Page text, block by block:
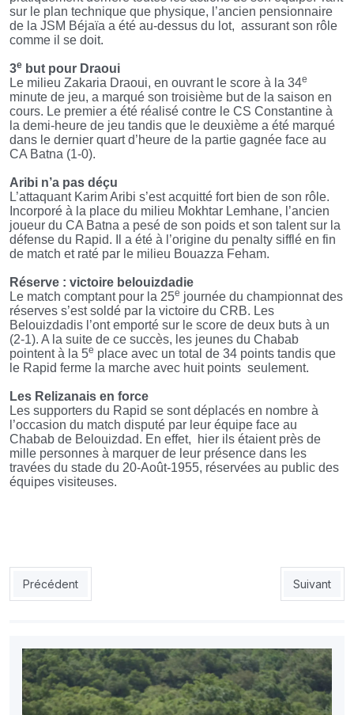
sur le plan technique que physique, l’ancien pensionnaire
de la JSM Béjaïa a été au-dessus du lot, assurant son rôle
comme il se doit.
3e but pour Draoui
Le milieu Zakaria Draoui, en ouvrant le score à la 34e
minute de jeu, a marqué son troisième but de la saison en
cours. Le premier a été réalisé contre le CS Constantine à
la demi-heure de jeu tandis que le deuxième a été marqué
dans le dernier quart d’heure de la partie gagnée face au
CA Batna (1-0).
Aribi n’a pas déçu
L’attaquant Karim Aribi s’est acquitté fort bien de son rôle.
Incorporé à la place du milieu Mokhtar Lemhane, l’ancien
joueur du CA Batna a pesé de son poids et son talent sur la
défense du Rapid. Il a été à l’origine du penalty sifflé en fin
de match et raté par le milieu Bouazza Feham.
Réserve : victoire belouizdadie
Le match comptant pour la 25e journée du championnat des
réserves s’est soldé par la victoire du CRB. Les
Belouizdadis l’ont emporté sur le score de deux buts à un
(2-1). A la suite de ce succès, les jeunes du Chabab
pointent à la 5e place avec un total de 34 points tandis que
le Rapid ferme la marche avec huit points seulement.
Les Relizanais en force
Les supporters du Rapid se sont déplacés en nombre à
l’occasion du match disputé par leur équipe face au
Chabab de Belouizdad. En effet, hier ils étaient près de
mille personnes à marquer de leur présence dans les
travées du stade du 20-Août-1955, réservées au public des
équipes visiteuses.
Article précédent : Les Usmistes réalisent le plus important
Précédent Article
Suivant